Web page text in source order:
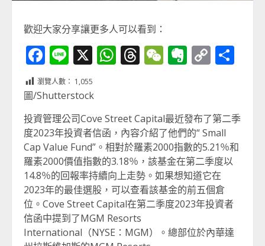
歡迎大家分享讓更多人可以看到：
Facebook
Line
X WhatsApp
Threads
WeChat
Evernote
Copy
瀏覽人數： 1,055
圖/Shutterstock
投資管理公司Cove Street Capital最近發布了第二季
度2023年投資者信函，內容介紹了他們的“ Small
Cap Value Fund”。相對於羅素2000指數的5.21％和
羅素2000價值指數的3.18％，該基金在第二季度以
14.8％的回報率持續向上走勢。如果想知道它在
2023年的最佳選股，可以查看該基金的前五個倉
位。Cove Street Capital在第二季度2023年投資者
信函中提到了MGM Resorts
International（NYSE：MGM）。總部位於內華達